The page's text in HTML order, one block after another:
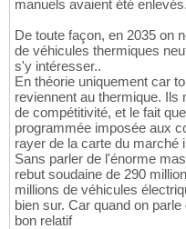
manuels avaient été enlevés.
De toute façon, en 2035 on
de véhicules thermiques
s'y intéresser..
En théorie uniquement car
reviennent au thermique. Ils
de compétitivité, et le fait
programmée imposée aux
rayer de la carte du marché
Sans parler de l'énorme
rebut soudaine de 290
millions de véhicules
bien sur. Car quand on
bon relatif